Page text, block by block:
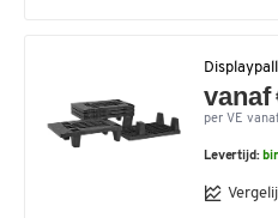
vanaf
per VE
Levertijd: